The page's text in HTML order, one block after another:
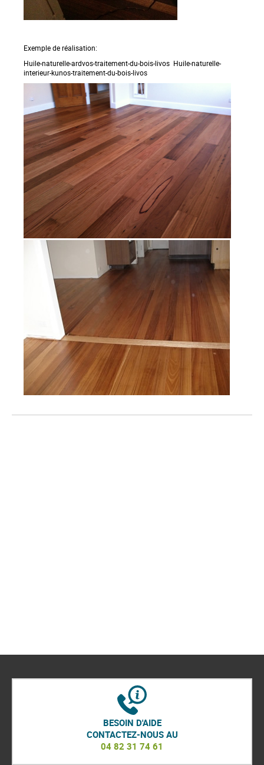
Exemple de réalisation:
Huile-naturelle-ardvos-traitement-du-bois-livos Huile-naturelle-
interieur-kunos-traitement-du-bois-livos
BESOIN D'AIDE
CONTACTEZ-NOUS AU
04 82 31 74 61